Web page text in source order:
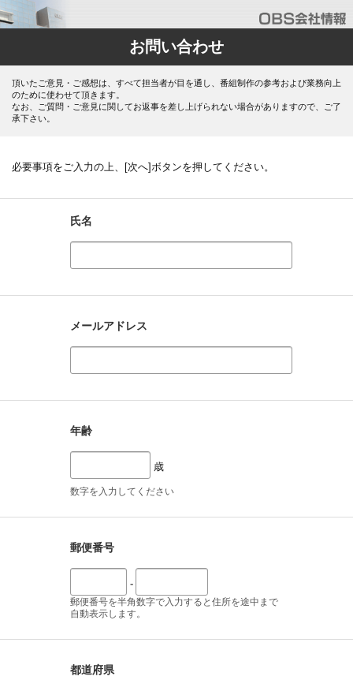
お問い合わせ
頂いたご意見・ご感想は、すべて担当者が目を通し、番組制作の参考および業務向上
のために使わせて頂きます。
なお、ご質問・ご意見に関してお返事を差し上げられない場合がありますので、ご了
承下さい。
必要事項をご入力の上、[次へ]ボタンを押してください。
氏名
メールアドレス
年齢
歳
数字を入力してください
郵便番号
-
郵便番号を半角数字で入力すると住所を途中まで
自動表示します。
都道府県